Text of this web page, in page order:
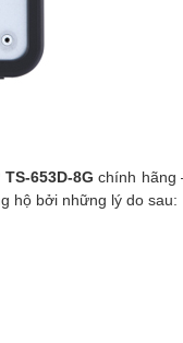
653D-8G chính hãng
hộ bởi những lý do sau: